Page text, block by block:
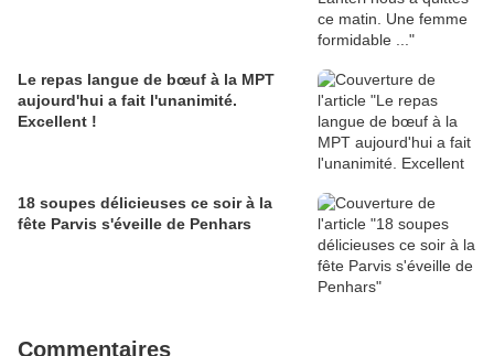
Le repas langue de bœuf à la MPT
aujourd'hui a fait l'unanimité.
Excellent !
18 soupes délicieuses ce soir à la
fête Parvis s'éveille de Penhars
Commentaires